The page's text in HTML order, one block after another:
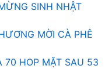
SINH NHẬT
MỜI CÀ PHÊ
70 HOP MẶT SAU 53